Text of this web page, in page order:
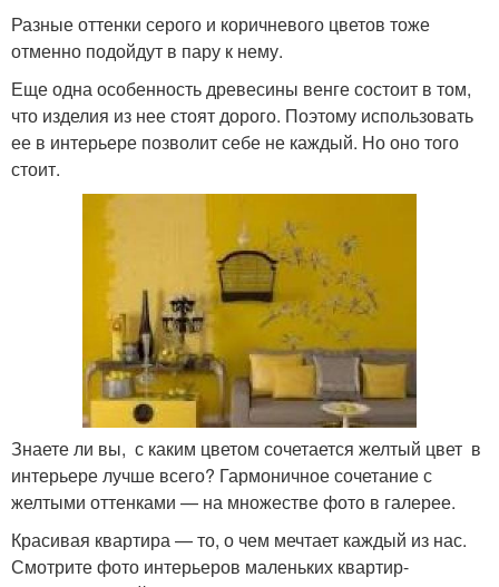
Разные оттенки серого и коричневого цветов тоже
отменно подойдут в пару к нему.
Еще одна особенность древесины венге состоит в том,
что изделия из нее стоят дорого. Поэтому использовать
ее в интерьере позволит себе не каждый. Но оно того
стоит.
Знаете ли вы, с каким цветом сочетается желтый цвет в
интерьере лучше всего? Гармоничное сочетание с
желтыми оттенками — на множестве фото в галерее.
Красивая квартира — то, о чем мечтает каждый из нас.
Смотрите фото интерьеров маленьких квартир-